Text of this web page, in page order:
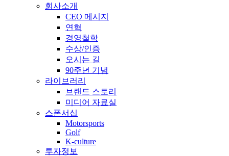
회사소개
CEO 메시지
연혁
경영철학
수상/인증
오시는 길
90주년 기념
라이브러리
브랜드 스토리
미디어 자료실
스폰서십
Motorsports
Golf
K-culture
투자정보